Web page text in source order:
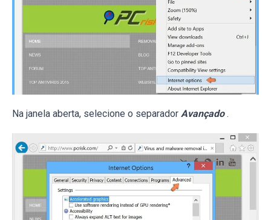
Na janela aberta, selecione o separador Avançado .